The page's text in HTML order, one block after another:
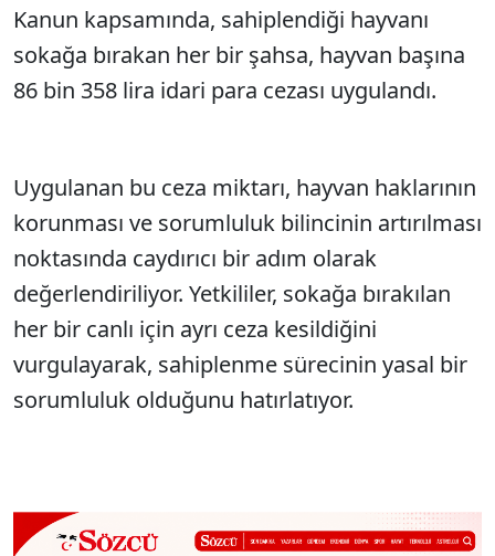
Kanun kapsamında, sahiplendiği hayvanı
sokağa bırakan her bir şahsa, hayvan başına
86 bin 358 lira idari para cezası uygulandı.
Uygulanan bu ceza miktarı, hayvan haklarının
korunması ve sorumluluk bilincinin artırılması
noktasında caydırıcı bir adım olarak
değerlendiriliyor. Yetkililer, sokağa bırakılan
her bir canlı için ayrı ceza kesildiğini
vurgulayarak, sahiplenme sürecinin yasal bir
sorumluluk olduğunu hatırlatıyor.